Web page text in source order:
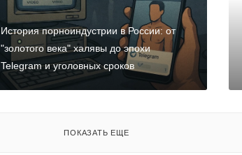
История порноиндустрии в России: от
"золотого века" халявы до эпохи
Telegram и уголовных сроков
ПОКАЗАТЬ ЕЩЕ